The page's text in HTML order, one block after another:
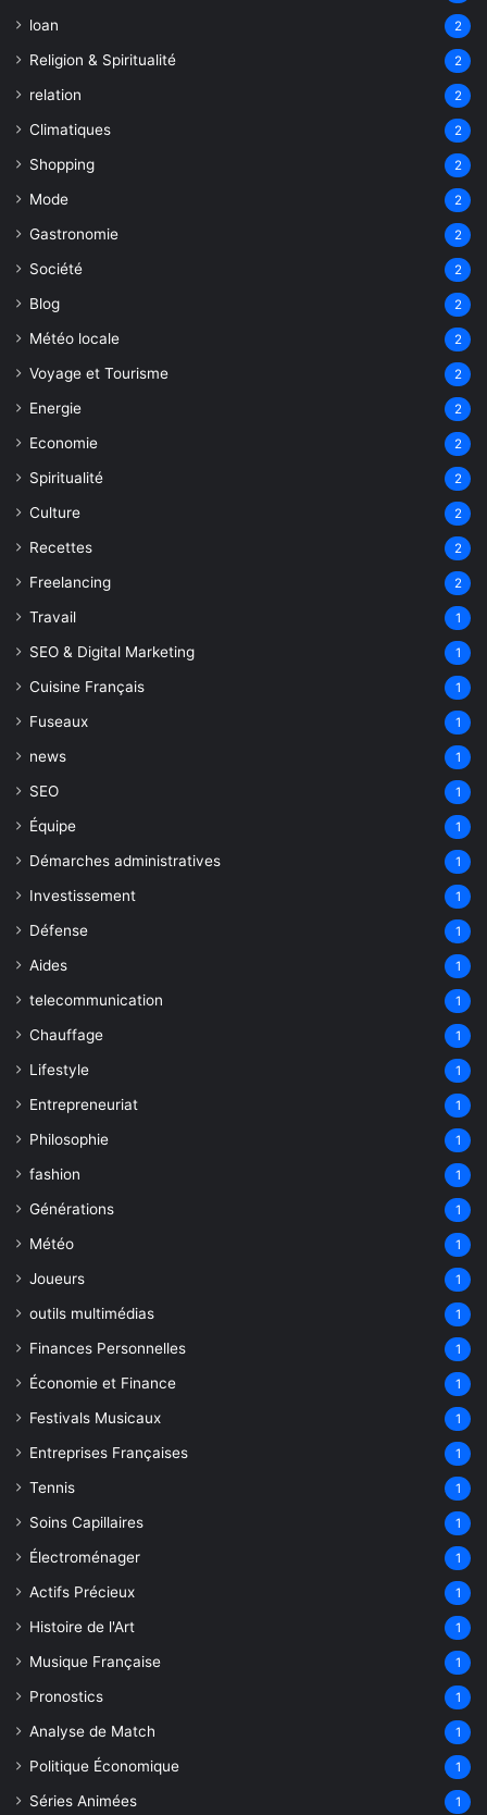
loan 2
Religion & Spiritualité 2
relation 2
Climatiques 2
Shopping 2
Mode 2
Gastronomie 2
Société 2
Blog 2
Météo locale 2
Voyage et Tourisme 2
Energie 2
Economie 2
Spiritualité 2
Culture 2
Recettes 2
Freelancing 2
Travail 1
SEO & Digital Marketing 1
Cuisine Français 1
Fuseaux 1
news 1
SEO 1
Équipe 1
Démarches administratives 1
Investissement 1
Défense 1
Aides 1
telecommunication 1
Chauffage 1
Lifestyle 1
Entrepreneuriat 1
Philosophie 1
fashion 1
Générations 1
Météo 1
Joueurs 1
outils multimédias 1
Finances Personnelles 1
Économie et Finance 1
Festivals Musicaux 1
Entreprises Françaises 1
Tennis 1
Soins Capillaires 1
Électroménager 1
Actifs Précieux 1
Histoire de l'Art 1
Musique Française 1
Pronostics 1
Analyse de Match 1
Politique Économique 1
Séries Animées 1